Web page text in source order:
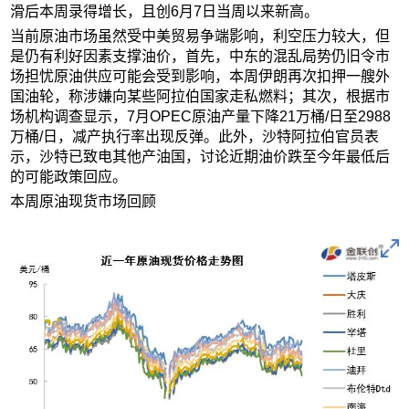
滑后本周录得增长，且创6月7日当周以来新高。
当前原油市场虽然受中美贸易争端影响，利空压力较大，但
是仍有利好因素支撑油价，首先，中东的混乱局势仍旧令市
场担忧原油供应可能会受到影响，本周伊朗再次扣押一艘外
国油轮，称涉嫌向某些阿拉伯国家走私燃料；其次，根据市
场机构调查显示，7月OPEC原油产量下降21万桶/日至2988
万桶/日，减产执行率出现反弹。此外，沙特阿拉伯官员表
示，沙特已致电其他产油国，讨论近期油价跌至今年最低后
的可能政策回应。
本周原油现货市场回顾